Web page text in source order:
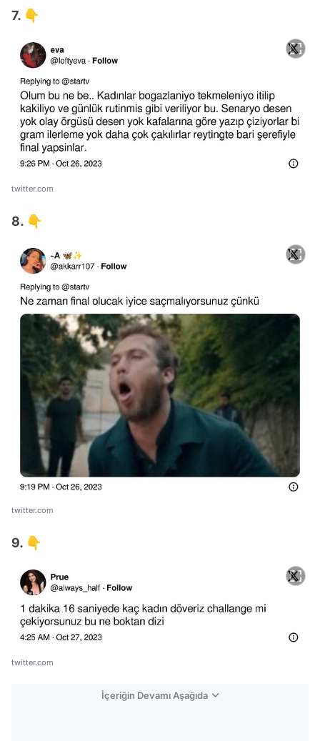
7. 👇
twitter.com
8. 👇
twitter.com
9. 👇
twitter.com
İçeriğin Devamı Aşağıda